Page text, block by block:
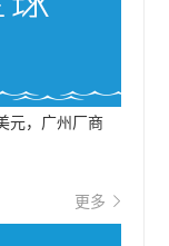
元，广州厂商
更多